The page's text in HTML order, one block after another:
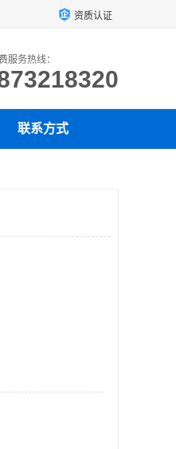
资质认证
服务热线：
联系方式